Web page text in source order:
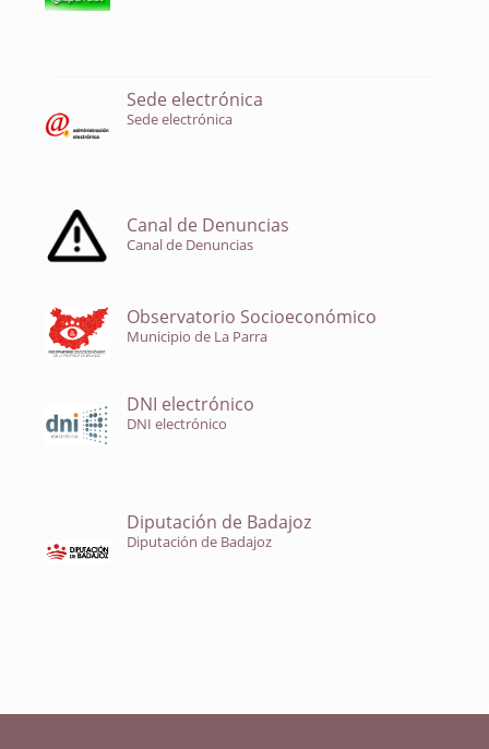
Sede electrónica
Sede electrónica
Canal de Denuncias
Canal de Denuncias
Observatorio Socioeconómico
Municipio de La Parra
DNI electrónico
DNI electrónico
Diputación de Badajoz
Diputación de Badajoz